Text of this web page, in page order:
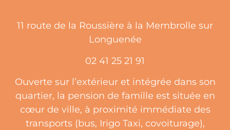
11 route de la Roussière à la Membrolle sur
Longuenée
02 41 25 21 91
Ouverte sur l’extérieur et intégrée dans son
quartier, la pension de famille est située en
cœur de ville, à proximité immédiate des
transports (bus, Irigo Taxi, covoiturage),